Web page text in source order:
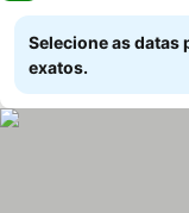
Selecione as datas
exatos.